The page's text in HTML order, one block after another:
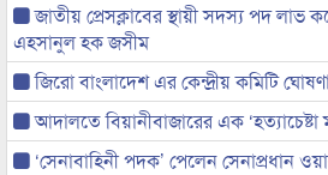
জাতীয় প্রেসক্লাবের স্থায়ী সদস্য পদ লাভ
এহসানুল হক জসীম
জিরো বাংলাদেশ এর কেন্দ্রীয় কমিটি
আদালতে বিয়ানীবাজারের এক ‘হত্যাচেষ্টা
‘সেনাবাহিনী পদক’ পেলেন সেনাপ্রধান